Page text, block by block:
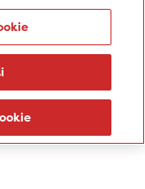
una visita
una visita